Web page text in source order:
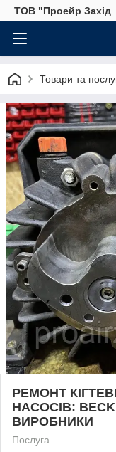
ТОВ "Проейр Захід
Товари та
РЕМОНТ
НАСОСІВ:
ВИРОБНИКИ
Послуга